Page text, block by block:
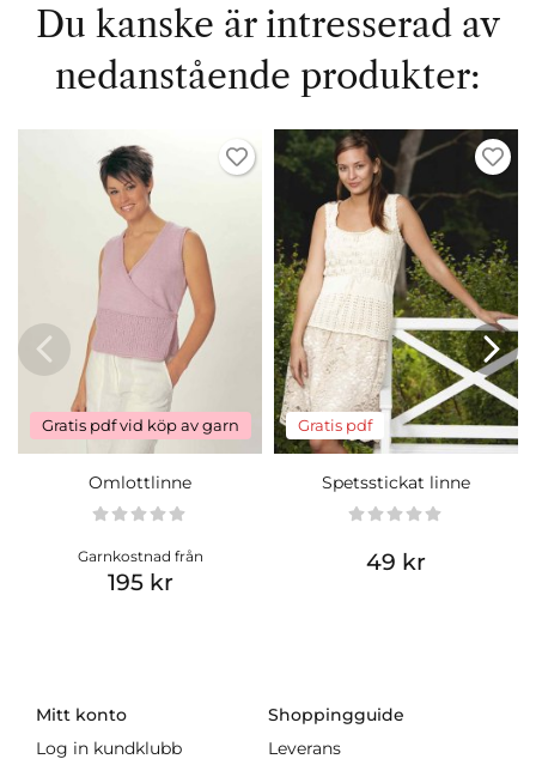
Du kanske är intresserad av
nedanstående produkter:
Gratis pdf vid köp av garn
Omlottlinne
Garnkostnad från
195 kr
Gratis pdf
Spetsstickat linne
49 kr
Mitt konto
Log in kundklubb
Shoppingguide
Leverans